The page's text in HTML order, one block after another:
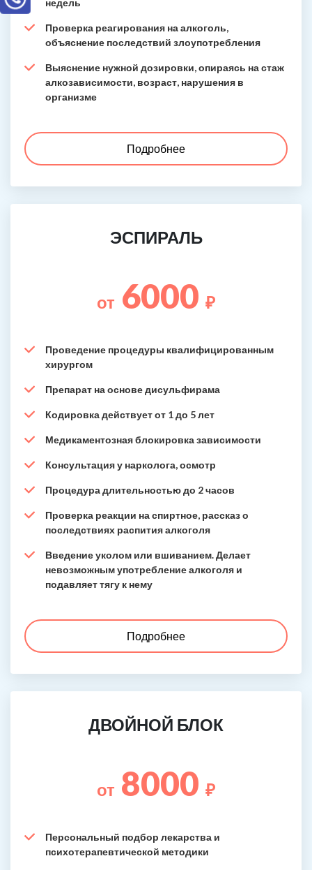
недель
Проверка реагирования на алкоголь,
объяснение последствий злоупотребления
Выяснение нужной дозировки, опираясь на стаж
алкозависимости, возраст, нарушения в
организме
Подробнее
ЭСПИРАЛЬ
от 6000 ₽
Проведение процедуры квалифицированным
хирургом
Препарат на основе дисульфирама
Кодировка действует от 1 до 5 лет
Медикаментозная блокировка зависимости
Консультация у нарколога, осмотр
Процедура длительностью до 2 часов
Проверка реакции на спиртное, рассказ о
последствиях распития алкоголя
Введение уколом или вшиванием. Делает
невозможным употребление алкоголя и
подавляет тягу к нему
Подробнее
ДВОЙНОЙ БЛОК
от 8000 ₽
Персональный подбор лекарства и
психотерапевтической методики